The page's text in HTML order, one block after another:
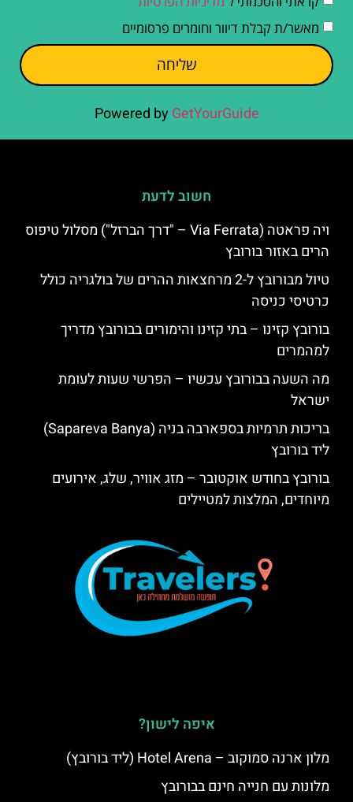
מאשר/ת קבלת דיוור וחומרים פרסומיים
שליחה
Powered by GetYourGuide
חשוב לדעת
ויה פראטה (Via Ferrata – "דרך הברזל") מסלול טיפוס
הרים באזור בורובץ
טיול מבורובץ ל-2 מרחצאות ההרים של בולגריה כולל
כרטיסי כניסה
בורובץ קזינו – בתי קזינו והימורים בבורובץ מדריך
למהמרים
מה השעה בבורובץ עכשיו – הפרשי שעות לעומת
ישראל
בריכות תרמיות בספארבה בניה (Sapareva Banya)
ליד בורובץ
בורובץ בחודש אוקטובר – מזג אוויר, שלג, אירועים
מיוחדים, המלצות למטיילים
איפה לישון?
מלון ארנה סמוקוב – Hotel Arena (ליד בורובץ)
מלונות עם חנייה חינם בבורובץ